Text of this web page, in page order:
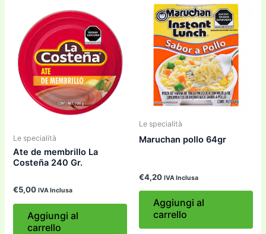
Le specialità
Ate de membrillo La
Costeña 240 Gr.
€5,00 IVA Inclusa
Aggiungi al
carrello
Le specialità
Maruchan pollo 64gr
€4,20 IVA Inclusa
Aggiungi al
carrello